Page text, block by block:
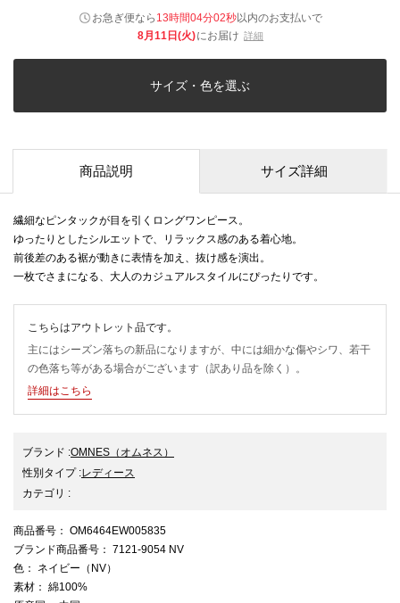
お急ぎ便なら 13時間04分02秒以内のお支払いで
8月11日(火)にお届け 詳細
サイズ・色を選ぶ
商品説明 サイズ詳細
繊細なピンタックが目を引くロングワンピース。
ゆったりとしたシルエットで、リラックス感のある着心地。
前後差のある裾が動きに表情を加え、抜け感を演出。
一枚でさまになる、大人のカジュアルスタイルにぴったりです。
こちらはアウトレット品です。
主にはシーズン落ちの新品になりますが、中には細かな傷やシワ、若干
の色落ち等がある場合がございます（訳あり品を除く）。
詳細はこちら
ブランド :OMNES （オムネス）
性別タイプ:レディース
カテゴリ :
商品番号 ： OM6464EW005835
ブランド商品番号 ： 7121-9054 NV
色 ： ネイビー（NV）
素材 ： 綿100%